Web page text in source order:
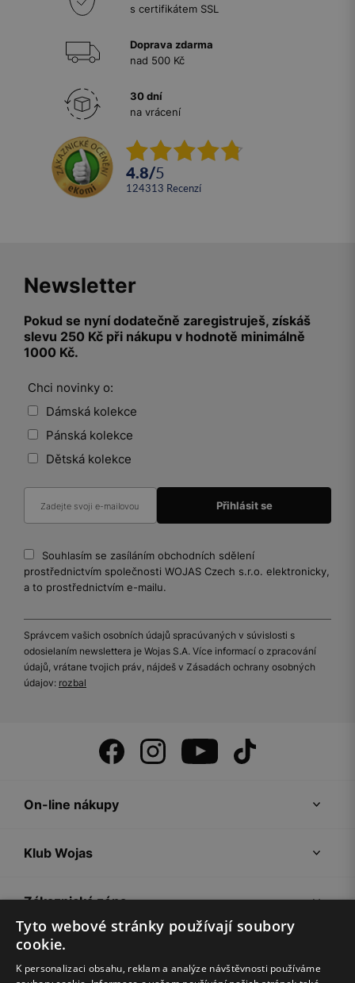
s certifikátem SSL
Doprava zdarma
nad 500 Kč
30 dní
na vrácení
4.8/5
124313 recenzí
Newsletter
Pokud se nyní dodatečně zaregistruješ, získáš
slevu 250 Kč při nákupu v hodnotě minimálně
1000 Kč.
Chci novinky o:
Dámská kolekce
Pánská kolekce
Dětská kolekce
Souhlasím se zasíláním obchodních sdělení
prostřednictvím společnosti WOJAS Czech s.r.o. elektronicky,
a to prostřednictvím e-mailu.
Správcem vašich osobních údajů spracúvaných v súvislosti s
odosielaním newslettera je Wojas S.A. Více informací o zpracování
údajů, vrátane tvojich práv, nájdeš v Zásadách ochrany osobných
údajov: rozbal
On-line nákupy
Klub Wojas
Zákaznická zóna
Společnost Wojas
Tyto webové stránky používají soubory
cookie.
K personalizaci obsahu, reklam a analýze návštěvnosti používáme